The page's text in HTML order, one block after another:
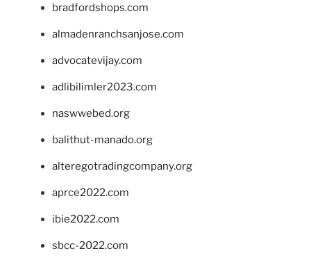
bradfordshops.com
almadenranchsanjose.com
advocatevijay.com
adlibilimler2023.com
naswwebed.org
balithut-manado.org
alteregotradingcompany.org
aprce2022.com
ibie2022.com
sbcc-2022.com